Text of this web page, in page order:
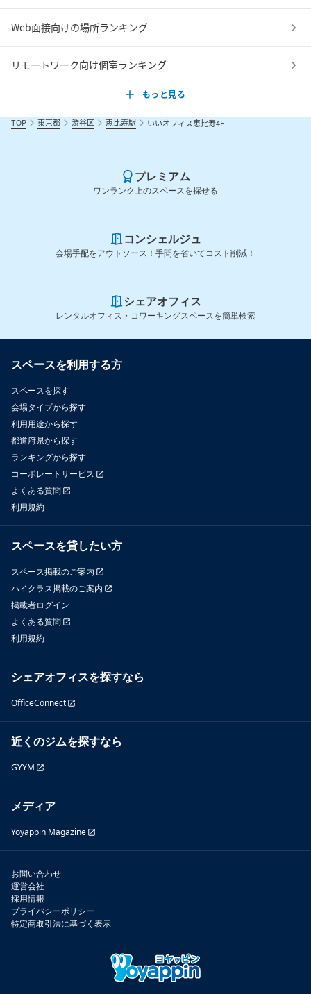
Web面接向けの場所ランキング
リモートワーク向け個室ランキング
もっと見る
TOP 東京都 渋谷区 恵比寿駅 いいオフィス恵比寿4F
プレミアム
ワンランク上のスペースを探せる
コンシェルジュ
会場手配をアウトソース！手間を省いてコスト削減！
シェアオフィス
レンタルオフィス・コワーキングスペースを簡単検索
スペースを利用する方
スペースを探す
会場タイプから探す
利用用途から探す
都道府県から探す
ランキングから探す
コーポレートサービス
よくある質問
利用規約
スペースを貸したい方
スペース掲載のご案内
ハイクラス掲載のご案内
掲載者ログイン
よくある質問
利用規約
シェアオフィスを探すなら
OfficeConnect
近くのジムを探すなら
GYYM
メディア
Yoyappin Magazine
お問い合わせ
運営会社
採用情報
プライバシーポリシー
特定商取引法に基づく表示